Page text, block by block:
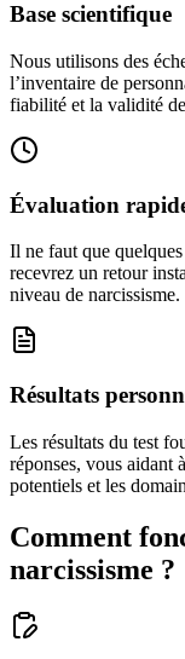
Base scientifique
Nous utilisons des
l’inventaire de
fiabilité et la validité
Évaluation
Il ne faut que
recevrez un retour
niveau de narcissisme.
Résultats
Les résultats du test
réponses, vous aidant
potentiels et les
Comment
narcissisme ?